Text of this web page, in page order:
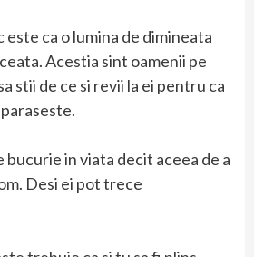
ca o lumina de dimineata
Acestia sint oamenii pe
stii de ce si revii la ei pentru ca
bucurie in viata decit aceea de a
Desi ei pot trece